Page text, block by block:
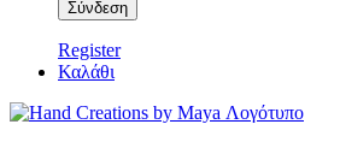
Register
Καλάθι